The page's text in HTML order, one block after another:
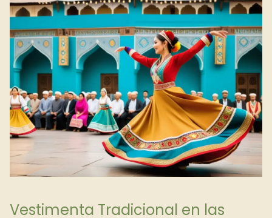
Vestimenta Tradicional en las